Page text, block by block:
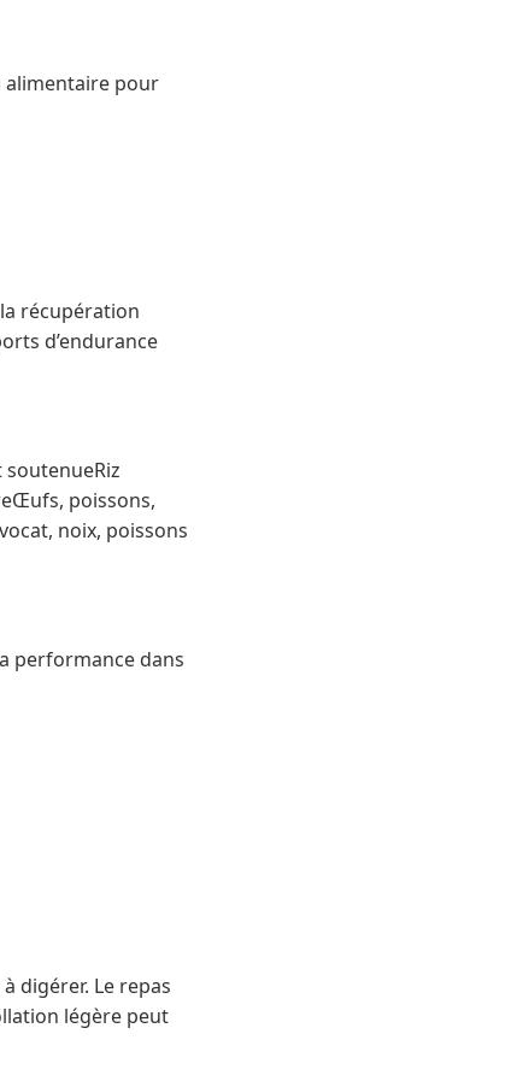
alimentaire pour
récupération
d’endurance
poissons,
noix, poissons
performance dans
digérer. Le repas
légère peut